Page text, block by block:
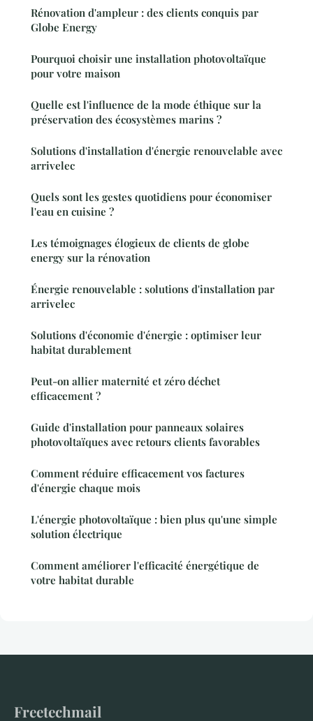
Rénovation d'ampleur : des clients conquis par
Globe Energy
Pourquoi choisir une installation photovoltaïque
pour votre maison
Quelle est l'influence de la mode éthique sur la
préservation des écosystèmes marins ?
Solutions d'installation d'énergie renouvelable avec
arrivelec
Quels sont les gestes quotidiens pour économiser
l'eau en cuisine ?
Les témoignages élogieux de clients de globe
energy sur la rénovation
Énergie renouvelable : solutions d'installation par
arrivelec
Solutions d'économie d'énergie : optimiser leur
habitat durablement
Peut-on allier maternité et zéro déchet
efficacement ?
Guide d'installation pour panneaux solaires
photovoltaïques avec retours clients favorables
Comment réduire efficacement vos factures
d'énergie chaque mois
L'énergie photovoltaïque : bien plus qu'une simple
solution électrique
Comment améliorer l'efficacité énergétique de
votre habitat durable
Freetechmail